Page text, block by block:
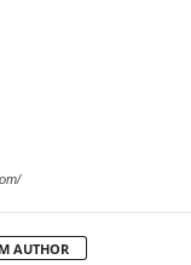
AUTHOR